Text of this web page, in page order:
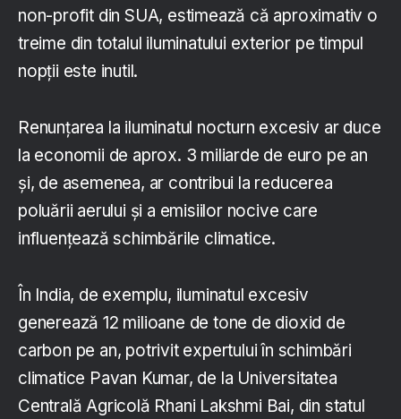
non-profit din SUA, estimează că aproximativ o
treime din totalul iluminatului exterior pe timpul
nopții este inutil.
Renunțarea la iluminatul nocturn excesiv ar duce
la economii de aprox. 3 miliarde de euro pe an
și, de asemenea, ar contribui la reducerea
poluării aerului și a emisiilor nocive care
influențează schimbările climatice.
În India, de exemplu, iluminatul excesiv
generează 12 milioane de tone de dioxid de
carbon pe an, potrivit expertului în schimbări
climatice Pavan Kumar, de la Universitatea
Centrală Agricolă Rhani Lakshmi Bai, din statul